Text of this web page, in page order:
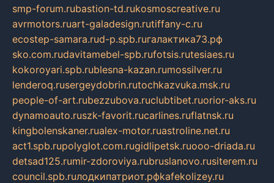
smp-forum.rubastion-td.rukosmoscreative.ru
avrmotors.ruart-galadesign.rutiffany-c.ru
ecostep-samara.rud-p.spb.ruгалактика73.рф
sko.com.rudavitamebel-spb.rufotsis.rutesiaes.ru
kokoroyari.spb.rublesna-kazan.rumossilver.ru
lenderoq.rusergeydobrin.rutochkazvuka.msk.ru
people-of-art.rubezzubova.ruclubtibet.ruorior-aks.ru
dynamoauto.ruszk-favorit.rucarlines.ruflatnsk.ru
kingbolenskaner.rualex-motor.ruastroline.net.ru
act1.spb.rupolyglot.com.rugidlipetsk.ruooo-driada.ru
detsad125.rumir-zdoroviya.rubruslanovo.rusiterem.ru
council.spb.ruлодкипатриот.рфkafekolizey.ru